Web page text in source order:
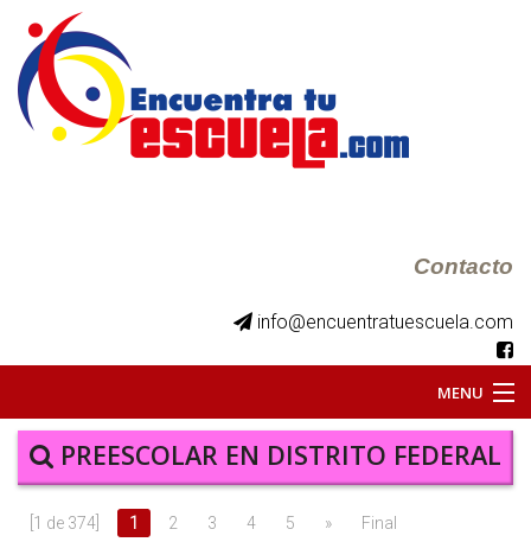
Contacto
info@encuentratuescuela.com
MENU
INICIOPREESCOLAR EN DISTRITO FEDERAL
[1 de 374] 1 2 3 4 5 » Final